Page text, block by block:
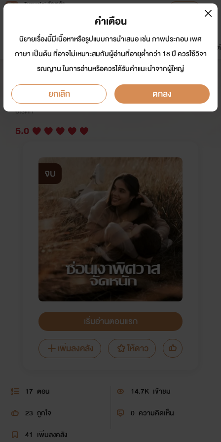
Tunwalai ธัญวลัย
หน้าแรก นิยาย อีบุ๊ก การ์ตูน
มาใหม่
ดรีมแชท ธัญลิสต์
ซ่อนเงาพิศวาส (จัดหนัก)
นักเขียน: กาสะลอง.
อีโรติก
5.0
จบ
เริ่มอ่านตอนแรก
เพิ่มลงคลัง
ให้ดาว
17 ตอน 14.7K เข้าชม
23 ถูกใจ 0 ความคิดเห็น
41 เพิ่มลงคลัง
คำเตือน
นิยายเรื่องนี้มีเนื้อหาหรือรูปแบบการนำเสนอ เช่น ภาพประกอบ เพศ
ภาษา เป็นต้น ที่อาจไม่เหมาะสมกับผู้อ่านที่อายุต่ำกว่า 18 ปี ควรใช้วิจา
รณญาน ในการอ่านหรือควรได้รับคำแนะนำจากผู้ใหญ่
ยกเลิก ตกลง